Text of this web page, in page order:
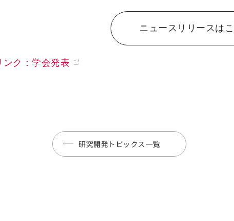
ニュースリリースは
ンク：学会発表
研究開発トピックス一覧